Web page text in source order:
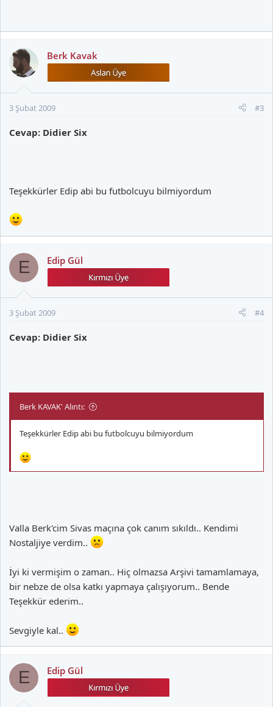
Berk Kavak
3 Şubat 2009 #3
Cevap: Didier Six
Teşekkürler Edip abi bu futbolcuyu bilmiyordum
E Edip Gül
3 Şubat 2009 #4
Cevap: Didier Six
Berk KAVAK' Alıntı:
Teşekkürler Edip abi bu futbolcuyu bilmiyordum
Valla Berk'cim Sivas maçına çok canım sıkıldı.. Kendimi
Nostaljiye verdim..
İyi ki vermişim o zaman.. Hiç olmazsa Arşivi tamamlamaya,
bir nebze de olsa katkı yapmaya çalışıyorum.. Bende
Teşekkür ederim..
Sevgiyle kal..
E Edip Gül